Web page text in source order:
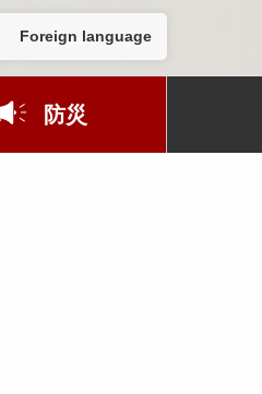
Foreign language
防災